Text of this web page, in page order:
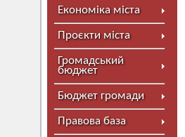
Економіка міста
Проєкти міста
Громадський
бюджет
Бюджет громади
Правова база